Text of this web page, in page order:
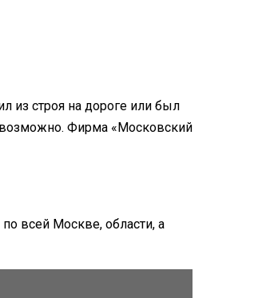
из строя на дороге или был
Фирма «Московский
всей Москве, области, а